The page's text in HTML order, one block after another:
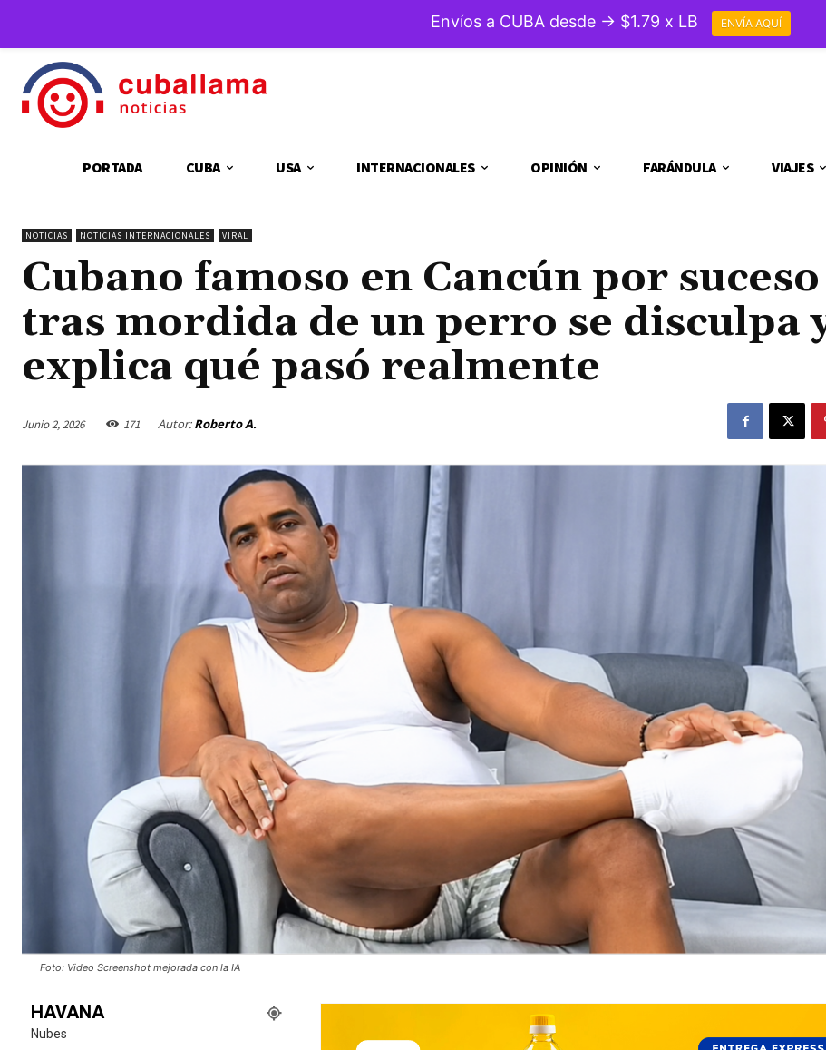
PORTADA CUBA USA INTERNACIONALES OPINIÓN FARÁNDULA VIAJES
NOTICIAS NOTICIAS INTERNACIONALES VIRAL
Cubano famoso en Cancún por suceso
tras mordida de un perro se disculpa
explica qué pasó realmente
Junio 2, 2026 171 Autor: Roberto A.
Foto: Video Screenshot mejorada con la IA
HAVANA
Nubes
Envíos a CUBA desde → $1.79 x LB ENVÍA AQUÍ